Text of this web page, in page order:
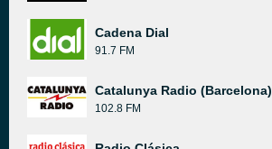
Cadena Dial
91.7 FM
Catalunya Radio (Barcelona)
102.8 FM